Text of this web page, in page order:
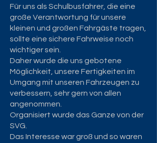
Für uns als Schulbusfahrer, die eine
große Verantwortung für unsere
kleinen und großen Fahrgäste tragen,
sollte eine sichere Fahrweise noch
wichtiger sein.
Daher wurde die uns gebotene
Möglichkeit, unsere Fertigkeiten im
Umgang mit unseren Fahrzeugen zu
verbessern, sehr gern von allen
angenommen.
Organisiert wurde das Ganze von der
SVG.
Das Interesse war groß und so waren